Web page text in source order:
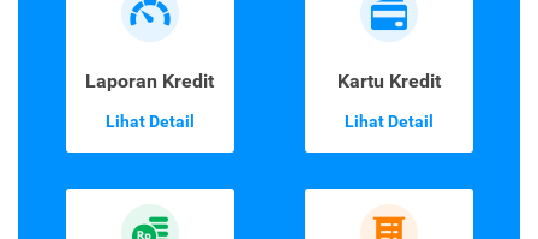
Laporan Kredit
Lihat Detail
Kartu Kredit
Lihat Detail